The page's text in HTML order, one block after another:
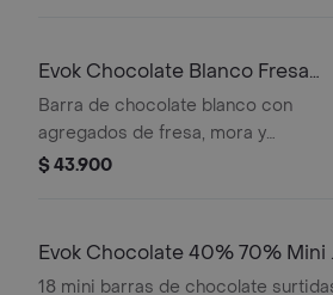
Evok Chocolate Blanco Fresa
Barra x100g
Barra de chocolate blanco con
agregados de fresa, mora y
almendras por 100 gramos
$ 43.900
Evok Chocolate 40% 70% Mini
18uX108 g
18 mini barras de chocolate